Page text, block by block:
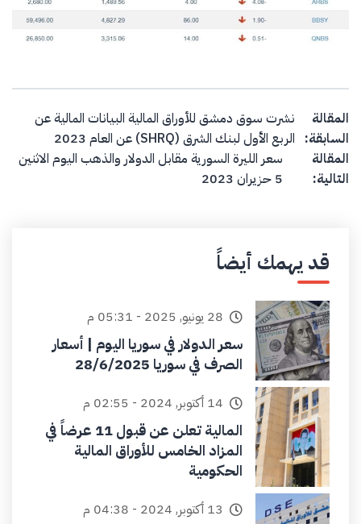
Post navigation
المقالة
السابقة:
نشرت سوق دمشق للأوراق المالية البيانات المالية عن
الربع الأول لبنك الشرق (SHRQ) عن العام 2023
المقالة
التالية:
سعر الليرة السورية مقابل الدولار والذهب اليوم الاثنين
5 حزيران 2023
قد يهمك أيضاً
28 يونيو, 2025 - 05:31 م
سعر الدولار في سوريا اليوم | أسعار
الصرف في سوريا 28/6/2025
14 أكتوبر, 2024 - 02:55 م
المالية تعلن عن قبول 11 عرضاً في
المزاد الخامس للأوراق المالية
الحكومية
13 أكتوبر, 2024 - 04:38 م